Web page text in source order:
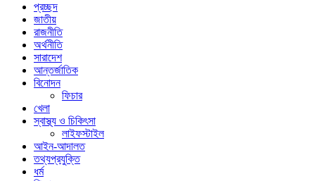
প্রচ্ছদ
জাতীয়
রাজনীতি
অর্থনীতি
সারাদেশ
আন্তর্জাতিক
বিনোদন
ফিচার
খেলা
স্বাস্থ্য ও চিকিৎসা
লাইফস্টাইল
আইন-আদালত
তথ্যপ্রযুক্তি
ধর্ম